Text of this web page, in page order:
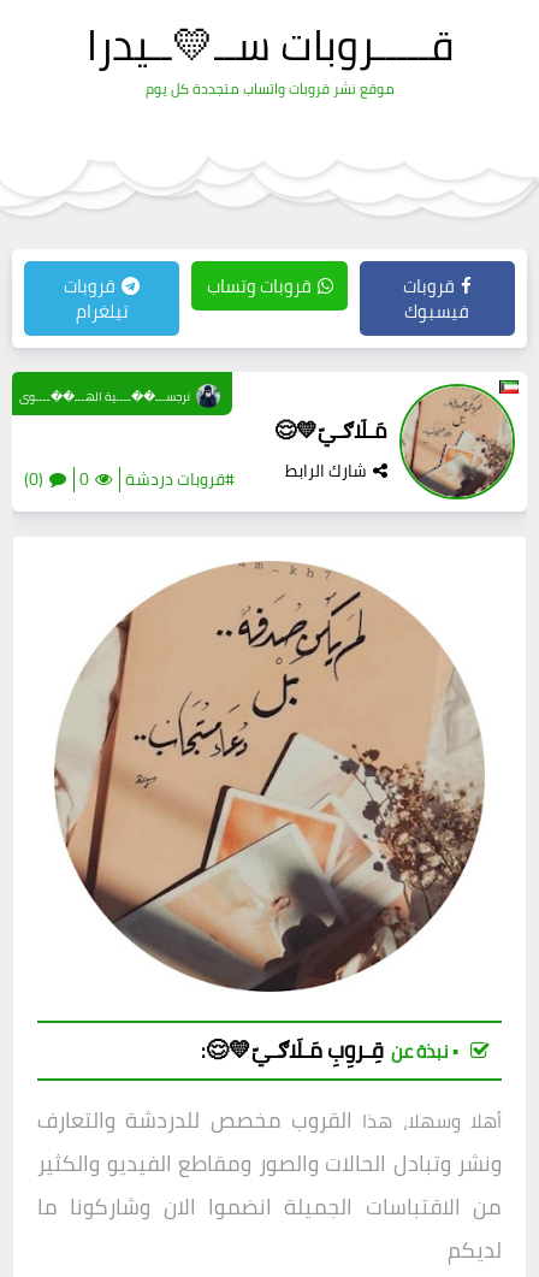
قـــــروبات ســ💛ــيدرا
موقع نشر قروبات واتساب متجددة كل يوم
قروبات
فيسبوك
قروبات وتساب قروبات
تيلغرام
مَـلَاګـيّ💛😌
شارك الرابط #قروبات دردشة 0
(0)
نرجســـ��ــــية الهـــ��ــــوى
▪︎ نبذة عن قِـروِبِمَـلَاګـيّ💛😌:
أهلا وسهلا، هذا القروب مخصص للدردشة والتعارف
ونشر وتبادل الحالات والصور ومقاطع الفيديو والكثير
من الاقتباسات الجميلة انضموا الان وشاركونا ما
لديكم